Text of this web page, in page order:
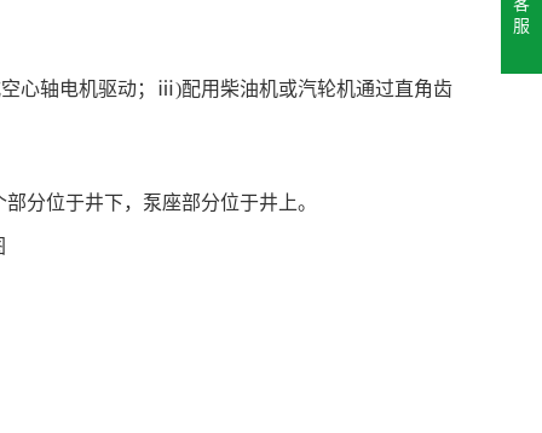
心轴电机驱动；ⅲ)配用柴油机或汽轮机通过直角齿
分位于井下，泵座部分位于井上。
服